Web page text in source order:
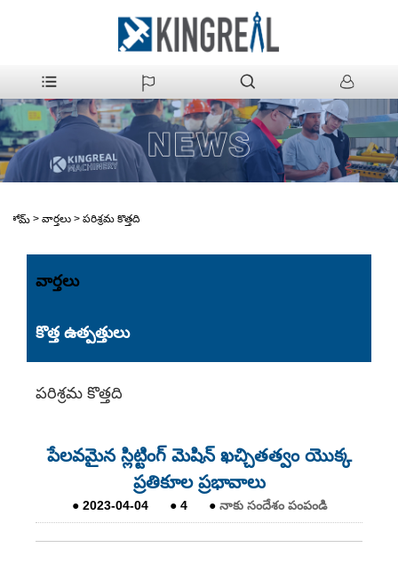
హోమ్ > వార్తలు > పరిశ్రమ కొత్తది
వార్తలు
కొత్త ఉత్పత్తులు
పరిశ్రమ కొత్తది
పేలవమైన స్లిట్టింగ్ మెషిన్ ఖచ్చితత్వం యొక్క
ప్రతికూల ప్రభావాలు
● 2023-04-04 ● 4 ● నాకు సందేశం పంపండి